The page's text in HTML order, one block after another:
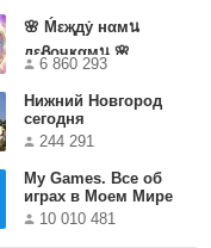
🌸 Ḿεҗдẏ нαмน
дεᏰочҝαмน 🌸
6 860 293
Нижний Новгород
сегодня
244 291
Мy Games. Все об
играх в Моем Мире
10 010 481